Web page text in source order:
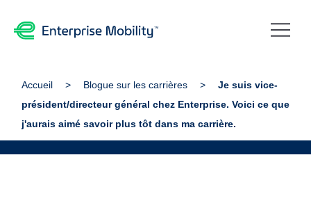
Accueil Blogue sur les carrières
Je suis vice-
président/directeur général chez Enterprise. Voici ce que
j'aurais aimé savoir plus tôt dans ma carrière.